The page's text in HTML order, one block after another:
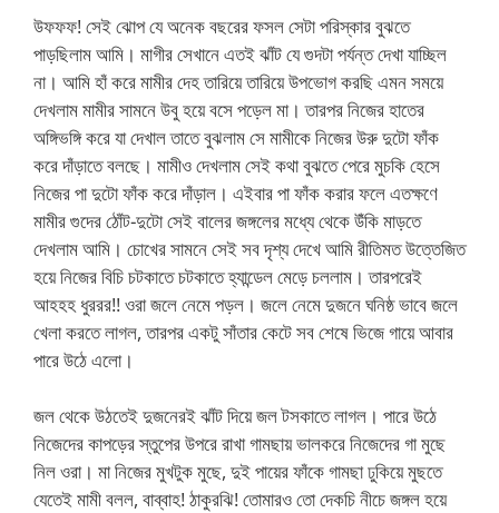
উফফফ! সেই ঝোপ যে অনেক বছরের ফসল সেটা পরিস্কার বুঝতে
পাড়ছিলাম আমি। মাগীর সেখানে এতই ঝাঁট যে গুদটা পর্যন্ত দেখা যাচ্ছিল
না। আমি হাঁ করে মামীর দেহ তারিয়ে তারিয়ে উপভোগ করছি এমন সময়ে
দেখলাম মামীর সামনে উবু হয়ে বসে পড়েল মা। তারপর নিজের হাতের
অঙ্গিভঙ্গি করে যা দেখাল তাতে বুঝলাম সে মামীকে নিজের উরু দুটো ফাঁক
করে দাঁড়াতে বলছে। মামীও দেখলাম সেই কথা বুঝতে পেরে মুচকি হেসে
নিজের পা দুটো ফাঁক করে দাঁড়াল। এইবার পা ফাঁক করার ফলে এতক্ষণে
মামীর গুদের ঠোঁট-দুটো সেই বালের জঙ্গলের মধ্যে থেকে উঁকি মাড়তে
দেখলাম আমি। চোখের সামনে সেই সব দৃশ্য দেখে আমি রীতিমত উত্তেজিত
হয়ে নিজের বিচি চটকাতে চটকাতে হ্যান্ডেল মেড়ে চললাম। তারপরেই
আহহহ ধুররর!! ওরা জলে নেমে পড়ল। জলে নেমে দুজনে ঘনিষ্ঠ ভাবে জলে
খেলা করতে লাগল, তারপর একটু সাঁতার কেটে সব শেষে ভিজে গায়ে আবার
পারে উঠে এলো।
জল থেকে উঠতেই দুজনেরই ঝাঁট দিয়ে জল টসকাতে লাগল। পারে উঠে
নিজেদের কাপড়ের স্তুপের উপরে রাখা গামছায় ভালকরে নিজেদের গা মুছে
নিল ওরা। মা নিজের মুখটুক মুছে, দুই পায়ের ফাঁকে গামছা ঢুকিয়ে মুছতে
যেতেই মামী বলল, বাব্বাহ! ঠাকুরঝি! তোমারও তো দেকচি নীচে জঙ্গল হয়ে